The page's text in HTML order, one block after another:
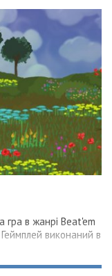
гра в жанрі Beat'em
Геймплей виконаний в